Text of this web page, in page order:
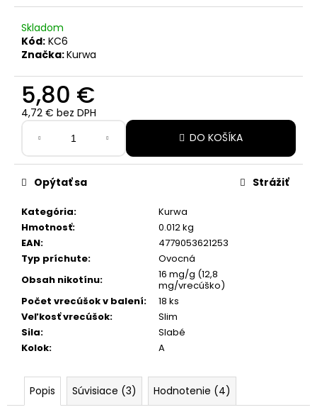
Skladom
Kód: KC6
Značka:Kurwa
5,80 €
4,72 € bez DPH
cena:
DO KOŠÍKA
Kategória:
Kurwa
Hmotnosť:
0.012 kg
EAN:
4779053621253
Typ príchute:
Ovocná
Obsah nikotínu:
16 mg/g (12,8
mg/vrecúško)
Počet vrecúšok v balení:
18 ks
Veľkosť vrecúšok:
Slim
Sila:
Slabé
Kolok: A
Opýtať sa Strážiť
Popis Súvisiace (3) Hodnotenie (4)
O
d
p
r
ú
č
e
MINI
ICE
COLD
6,20